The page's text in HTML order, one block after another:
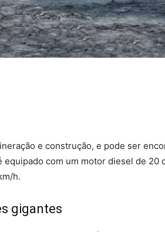
e construção, e pode ser
com um motor diesel de
h.
gigantes